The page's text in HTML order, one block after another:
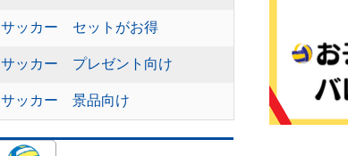
サッカー セットがお得
サッカー プレゼント向け
サッカー 景品向け